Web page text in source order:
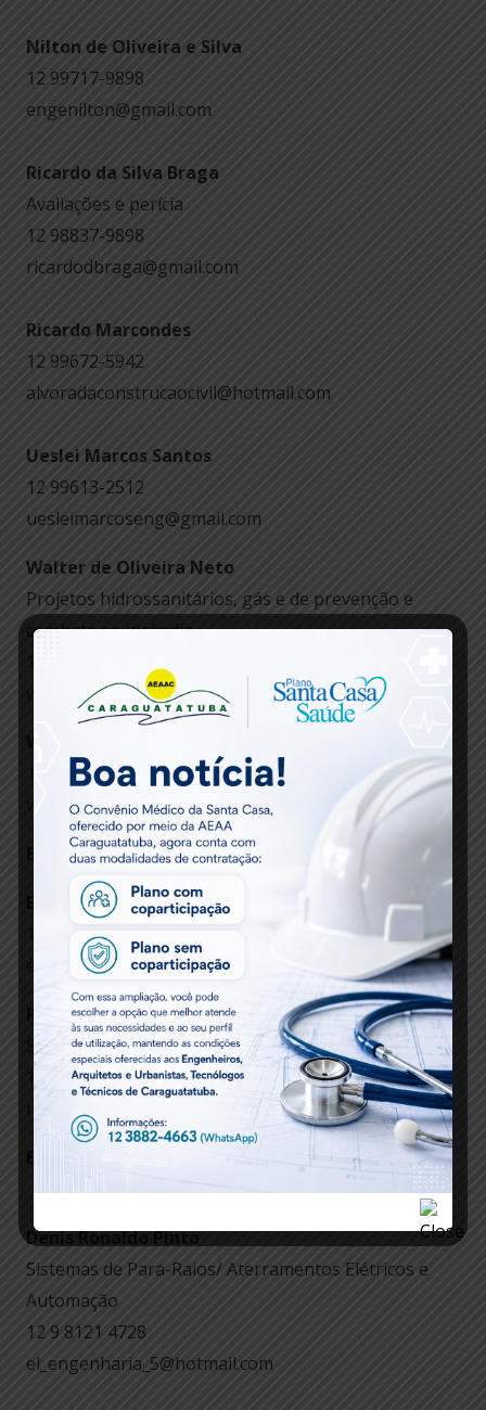
Nilton de Oliveira e Silva
12 99717-9898
engenilton@gmail.com
Ricardo da Silva Braga
Avaliações e perícia
12 98837-9898
ricardodbraga@gmail.com
Ricardo Marcondes
12 99672-5942
alvoradaconstrucaocivil@hotmail.com
Ueslei Marcos Santos
12 99613-2512
uesleimarcoseng@gmail.com
Walter de Oliveira Neto
Projetos hidrossanitários, gás e de prevenção e
combate ao incêndio
wnengcivil@gmail.com
12 991889501
wrproserveng@gmail.com
ELETRICISTA
Eliseu Farias Junior
12 98806-4517
eliseufariasjunior@hotmail.com
Ricardo Gonçalves da Silva
Sistema de Para-Raios
12 98258-1943
ricardo@rgsprojetos.com.br
Denis Ronaldo Pinto
Sistemas de Para-Raios/ Aterramentos Elétricos e
Automação
12 9 8121 4728
el_engenharia_5@hotmail.com